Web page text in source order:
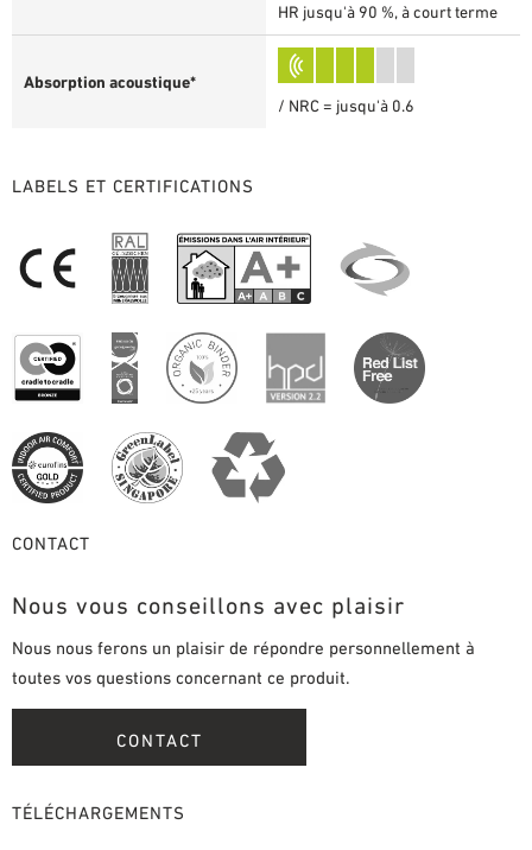
HR jusqu'à 90 %, à court terme
Absorption acoustique*
/ NRC = jusqu'à 0.6
LABELS ET CERTIFICATIONS
CONTACT
Nous vous conseillons avec plaisir
Nous nous ferons un plaisir de répondre personnellement à
toutes vos questions concernant ce produit.
CONTACT
TÉLÉCHARGEMENTS